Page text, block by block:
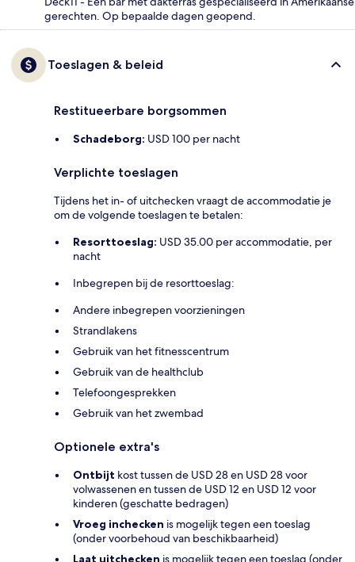
gerechten. Op bepaalde dagen geopend.
Toeslagen & beleid
Restitueerbare borgsommen
Schadeborg: USD 100 per nacht
Verplichte toeslagen
Tijdens het in- of uitchecken vraagt de accommodatie je
om de volgende toeslagen te betalen:
Resorttoeslag: USD 35.00 per accommodatie, per
nacht
Inbegrepen bij de resorttoeslag:
Andere inbegrepen voorzieningen
Strandlakens
Gebruik van het fitnesscentrum
Gebruik van de healthclub
Telefoongesprekken
Gebruik van het zwembad
Optionele extra's
Ontbijt kost tussen de USD 28 en USD 28 voor
volwassenen en tussen de USD 12 en USD 12 voor
kinderen (geschatte bedragen)
Vroeg inchecken is mogelijk tegen een toeslag
(onder voorbehoud van beschikbaarheid)
Laat uitchecken is mogelijk tegen een toeslag (onder